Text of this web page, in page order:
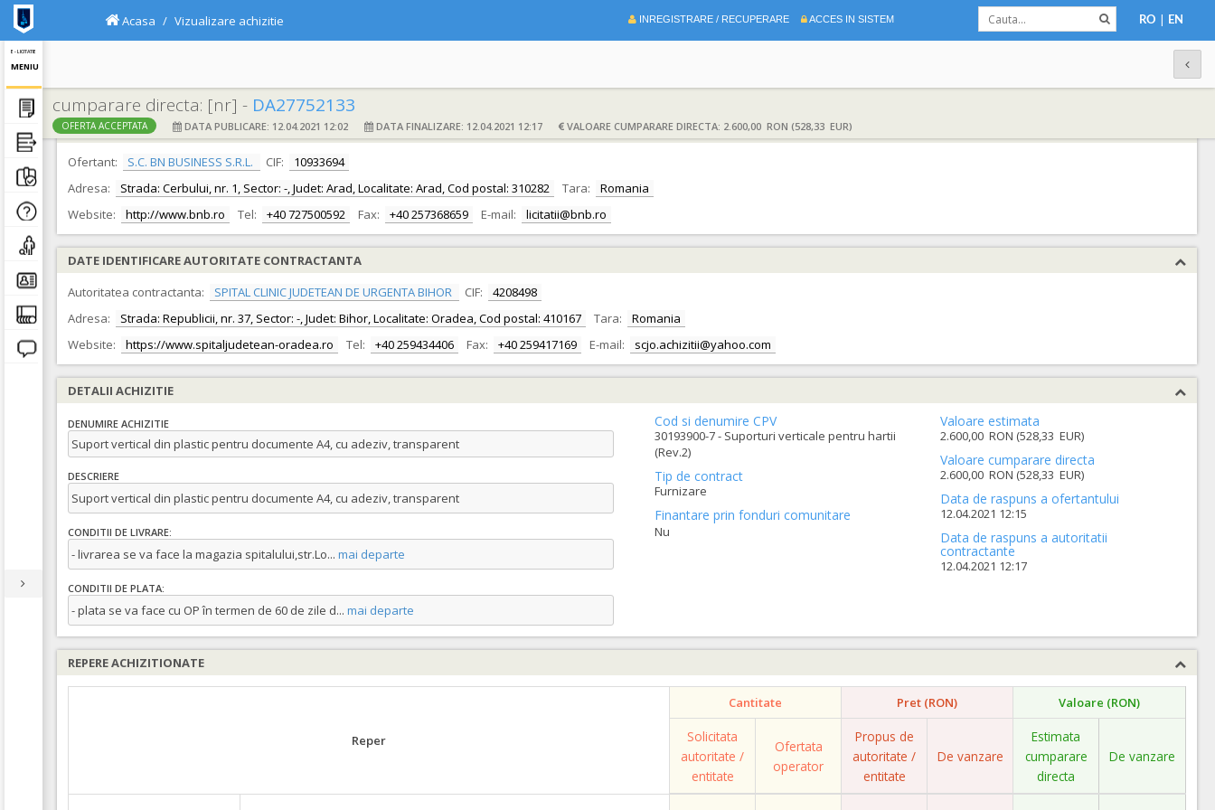
E - LICITATIE
MENIU
INREGISTRARE / RECUPERARE ACCES IN SISTEM RO | EN
Acasa Vizualizare achizitie
cumparare directa: [nr] - DA27752133
OFERTA ACCEPTATA DATA PUBLICARE: 12.04.2021 12:02 DATA FINALIZARE: 12.04.2021 12:17 VALOARE CUMPARARE DIRECTA: 2.600,00 RON (528,33 EUR)
DATE IDENTIFICARE OFERTANT
Ofertant:
S.C. BN BUSINESS S.R.L. CIF:
10933694
Adresa:
Strada: Cerbului, nr. 1, Sector: -, Judet: Arad, Localitate: Arad, Cod postal: 310282 Tara:
Romania
Website:
http://www.bnb.ro Tel: +40 727500592 Fax: +40 257368659 E-mail: licitatii@bnb.ro
DATE IDENTIFICARE AUTORITATE CONTRACTANTA
Autoritatea contractanta:
SPITAL CLINIC JUDETEAN DE URGENTA BIHOR CIF:
4208498
Adresa:
Strada: Republicii, nr. 37, Sector: -, Judet: Bihor, Localitate: Oradea, Cod postal: 410167 Tara:
Romania
Website:
https://www.spitaljudetean-oradea.ro Tel: +40 259434406 Fax: +40 259417169 E-mail: scjo.achizitii@yahoo.com
DETALII ACHIZITIE
DENUMIRE ACHIZITIE
Suport vertical din plastic pentru documente A4, cu adeziv, transparent
DESCRIERE
Suport vertical din plastic pentru documente A4, cu adeziv, transparent
CONDITII DE LIVRARE:
- livrarea se va face la magazia spitalului,str.Lo... mai departe
CONDITII DE PLATA:
- plata se va face cu OP în termen de 60 de zile d... mai departe
Cod si denumire CPV
30193900-7 - Suporturi verticale pentru hartii
(Rev.2)
Tip de contract
Furnizare
Finantare prin fonduri comunitare
Nu
Valoare estimata
2.600,00 RON (528,33 EUR)
Valoare cumparare directa
2.600,00 RON (528,33 EUR)
Data de raspuns a ofertantului
12.04.2021 12:15
Data de raspuns a autoritatii
contractante
12.04.2021 12:17
REPERE ACHIZITIONATE
Reper
Cantitate Pret (RON) Valoare (RON)
Solicitata
autoritate /
entitate
Ofertata
operator
Propus de
autoritate /
entitate
De vanzare
Estimata
cumparare
directa
De vanzare